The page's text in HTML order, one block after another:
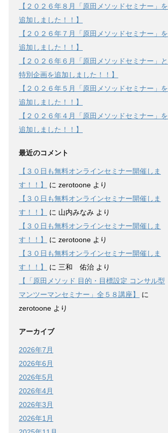
【２０２６年８月「原田メソッドセミナー」を
追加しました！！】
【２０２６年７月「原田メソッドセミナー」を
追加しました！！】
【２０２６年６月「原田メソッドセミナー」と
特別企画を追加しました！！】
【２０２６年５月「原田メソッドセミナー」を
追加しました！！】
【２０２６年４月「原田メソッドセミナー」を
追加しました！！】
最近のコメント
【３０日も無料オンラインセミナー開催しま
す！！】
に zerotoone より
【３０日も無料オンラインセミナー開催しま
す！！】
に 山内みなみ より
【３０日も無料オンラインセミナー開催しま
す！！】
に zerotoone より
【３０日も無料オンラインセミナー開催しま
す！！】
に 三和 佑治 より
【「原田メソッド 目的・目標設定 コンサル型
マンツーマンセミナー」全５８講座】
に
zerotoone より
アーカイブ
2026年7月
2026年6月
2026年5月
2026年4月
2026年3月
2026年1月